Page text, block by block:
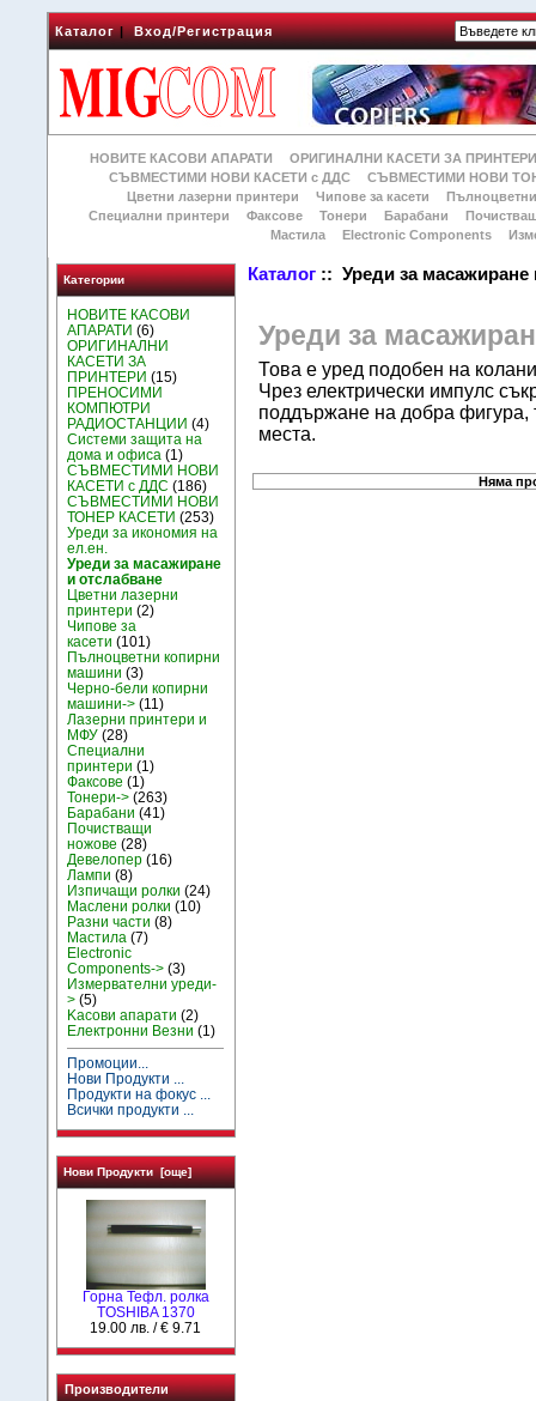
Каталог|Вход/Регистрация
НОВИТЕ КАСОВИ АПАРАТИ
ОРИГИНАЛНИ КАСЕТИ ЗА
СЪВМЕСТИМИ НОВИ КАСЕТИ с ДДС
СЪВМЕСТИМИ НОВИ
Цветни лазерни принтери
Чипове за касети
Специални принтери
Факсове Тонери Барабани
Мастила
Electronic Components
Категории
НОВИТЕ КАСОВИ
АПАРАТИ (6)
ОРИГИНАЛНИ
КАСЕТИ ЗА
ПРИНТЕРИ (15)
ПРЕНОСИМИ
КОМПЮТРИ
РАДИОСТАНЦИИ (4)
Системи защита на
дома и офиса (1)
СЪВМЕСТИМИ НОВИ
КАСЕТИ с ДДС (186)
СЪВМЕСТИМИ НОВИ
ТОНЕР КАСЕТИ (253)
Уреди за икономия на
ел.ен.
Уреди за масажиране
и отслабване
Цветни лазерни
принтери (2)
Чипове за
касети (101)
Пълноцветни копирни
машини (3)
Черно-бели копирни
машини-> (11)
Лазерни принтери и
МФУ (28)
Специални
принтери (1)
Факсове (1)
Тонери-> (263)
Барабани (41)
Почистващи
ножове (28)
Девелопер (16)
Лампи (8)
Изпичащи ролки (24)
Маслени ролки (10)
Разни части (8)
Мастила (7)
Electronic
Components-> (3)
Измервателни уреди-
> (5)
Kасови апарати (2)
Електронни Везни (1)
Промоции...
Нови Продукти ...
Продукти на фокус ...
Всички продукти ...
Нови Продукти [още]
Горна Тефл. ролка
TOSHIBA 1370
19.00 лв. / € 9.71
Производители
Каталог :: Уреди за масажиране
Уреди за
Това е уред подобен на
Чрез електрически импулс
поддържане на добра фигура,
места.
Няма